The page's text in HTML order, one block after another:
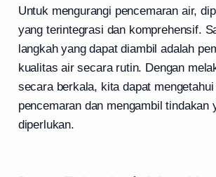
Untuk mengurangi pencemaran air,
yang terintegrasi dan komprehensif.
langkah yang dapat diambil adalah
kualitas air secara rutin. Dengan
secara berkala, kita dapat
pencemaran dan mengambil tindakan
diperlukan.